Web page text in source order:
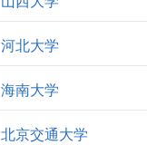
河北大学
海南大学
北京交通大学